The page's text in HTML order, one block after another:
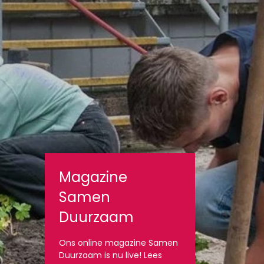
Magazine
Samen
Duurzaam
Ons online magazine Samen
Duurzaam is nu live! Lees